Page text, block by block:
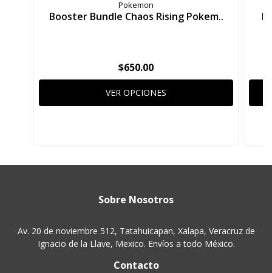
Pokemon
Booster Bundle Chaos Rising Pokem..
$650.00
VER OPCIONES
Sobre Nosotros
Av. 20 de noviembre 512, Tatahuicapan, Xalapa, Veracruz de
Ignacio de la Llave, Mexico. Envíos a todo México.
Contacto